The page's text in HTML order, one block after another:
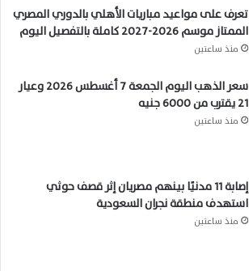
تعرف على مواعيد مباريات الأهلي بالدوري المصري
الممتاز موسم 2026-2027 كاملة بالتفصيل اليوم
منذ ساعتين
سعر الذهب اليوم الجمعة 7 أغسطس 2026 وعيار
21 يقترب من 6000 جنيه
منذ ساعتين
إصابة 11 مدنيًا بينهم مصريان إثر قصف حوثي
استهدف منطقة نجران السعودية
منذ ساعتين